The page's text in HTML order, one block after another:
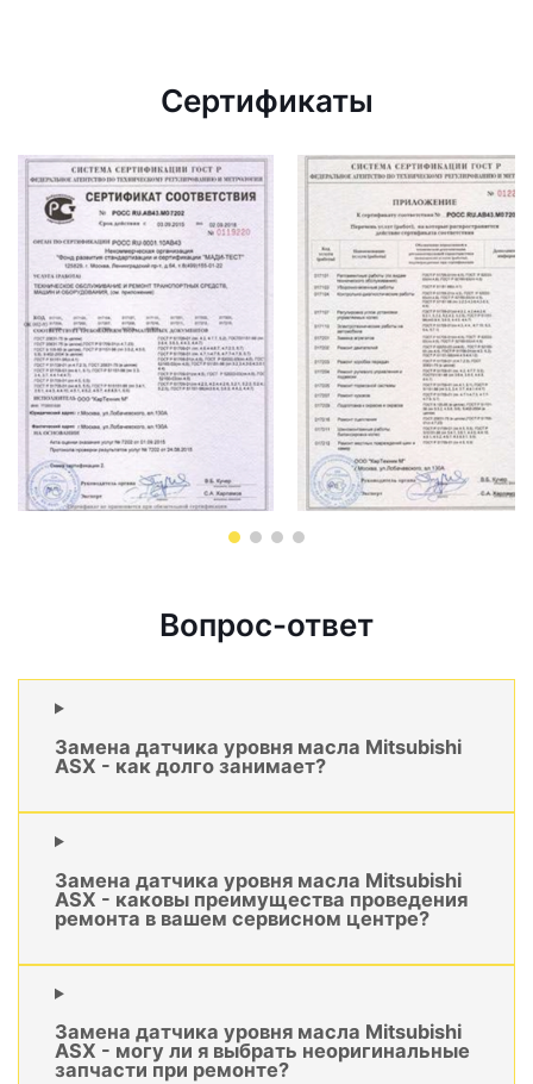
Сертификаты
Вопрос-ответ
Замена датчика уровня масла Mitsubishi
ASX - как долго занимает?
Замена датчика уровня масла Mitsubishi
ASX - каковы преимущества проведения
ремонта в вашем сервисном центре?
Замена датчика уровня масла Mitsubishi
ASX - могу ли я выбрать неоригинальные
запчасти при ремонте?